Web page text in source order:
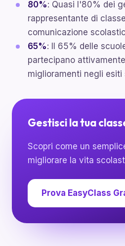
80%: Quasi l'80% dei
rappresentante di
comunicazione
65%: Il 65% delle
partecipano
miglioramenti negli esiti
Gestisci la tua
Scopri come un
migliorare la vita
Prova EasyClass